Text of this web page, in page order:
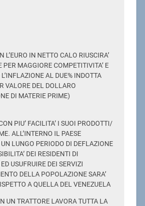
L’EURO IN NETTO CALO RIUSCIRA’
PER MAGGIORE COMPETITIVITA’ E
L’INFLAZIONE AL DUE% INDOTTA
VALORE DEL DOLLARO
DI MATERIE PRIME)
PIU’ FACILITA’ I SUOI PRODOTTI/
ALL’INTERNO IL PAESE
UN LUNGO PERIODO DI DEFLAZIONE
DEI RESIDENTI DI
USUFRUIRE DEI SERVIZI
DELLA POPOLAZIONE SARA’
A QUELLA DEL VENEZUELA
UN TRATTORE LAVORA TUTTA LA